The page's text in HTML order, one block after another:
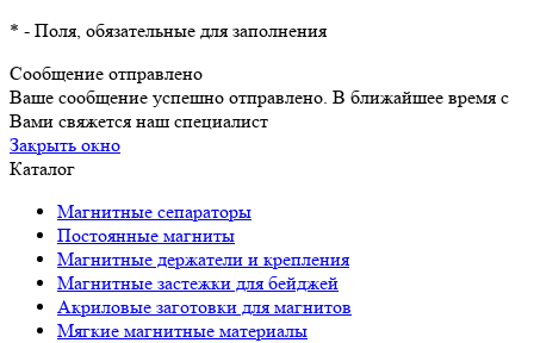
* - Поля, обязательные для заполнения
Сообщение отправлено
Ваше сообщение успешно отправлено. В ближайшее время с
Вами свяжется наш специалист
Закрыть окно
Каталог
Магнитные сепараторы
Постоянные магниты
Магнитные держатели и крепления
Магнитные застежки для бейджей
Акриловые заготовки для магнитов
Мягкие магнитные материалы